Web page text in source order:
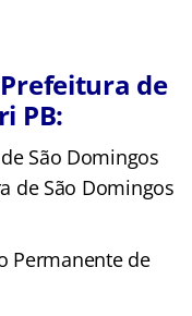
de
PB:
São Domingos
de São Domingos
Permanente de